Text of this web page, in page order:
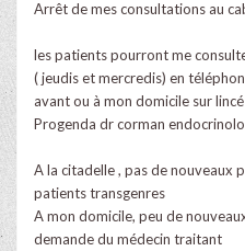
Arrêt de mes consultations au
les patients pourront me
( jeudis et mercredis) en
avant ou à mon domicile sur
Progenda dr corman
A la citadelle , pas de nouveaux
patients transgenres
A mon domicile, peu de
demande du médecin traitant